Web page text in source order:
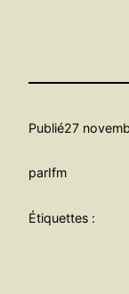
Publié27
parIfm
Étiquettes :